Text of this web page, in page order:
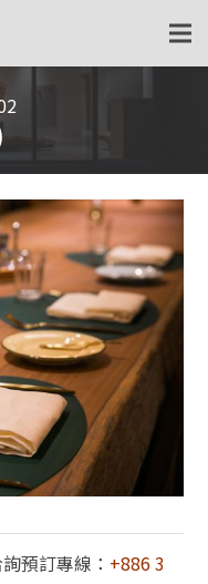
預訂專線： +886 3